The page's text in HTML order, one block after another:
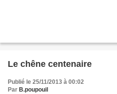
Le chêne centenaire
Publié le 25/11/2013 à 00:02
Par B.poupouil